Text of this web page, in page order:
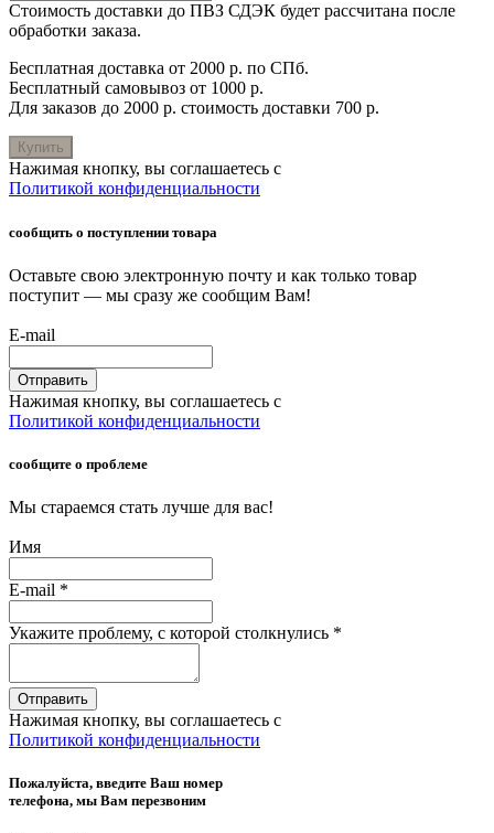
Стоимость доставки до ПВЗ СДЭК будет рассчитана после
обработки заказа.
Бесплатная доставка от 2000 р. по СПб.
Бесплатный самовывоз от 1000 р.
Для заказов до 2000 р. стоимость доставки 700 р.
Купить
Нажимая кнопку, вы соглашаетесь с
Политикой конфиденциальности
сообщить о поступлении товара
Оставьте свою электронную почту и как только товар
поступит — мы сразу же сообщим Вам!
E-mail
Отправить
Нажимая кнопку, вы соглашаетесь с
Политикой конфиденциальности
сообщите о проблеме
Мы стараемся стать лучше для вас!
Имя
E-mail *
Укажите проблему, с которой столкнулись *
Отправить
Нажимая кнопку, вы соглашаетесь с
Политикой конфиденциальности
Пожалуйста, введите Ваш номер
телефона, мы Вам перезвоним